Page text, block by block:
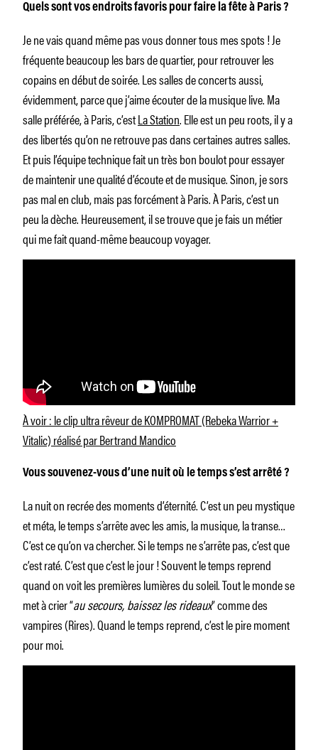
Quels sont vos endroits favoris pour faire la fête à Paris ?
Je ne vais quand même pas vous donner tous mes spots ! Je
fréquente beaucoup les bars de quartier, pour retrouver les
copains en début de soirée. Les salles de concerts aussi,
évidemment, parce que j’aime écouter de la musique live. Ma
salle préférée, à Paris, c’estLa Station. Elle est un peu roots, il y a
des libertés qu’on ne retrouve pas dans certaines autres salles.
Et puis l’équipe technique fait un très bon boulot pour essayer
de maintenir une qualité d’écoute et de musique. Sinon, je sors
pas mal en club, mais pas forcément à Paris. À Paris, c’est un
peu la dèche. Heureusement, il se trouve que je fais un métier
qui me fait quand-même beaucoup voyager.
À voir : le clip ultra rêveur de KOMPROMAT (Rebeka Warrior +
Vitalic) réalisé par Bertrand Mandico
Vous souvenez-vous d’une nuit où le temps s’est arrêté ?
La nuit on recrée des moments d’éternité. C’est un peu mystique
et méta, le temps s’arrête avec les amis, la musique, la transe…
C’est ce qu’on va chercher. Si le temps ne s’arrête pas, c’est que
c’est raté. C’est que c’est le jour ! Souvent le temps reprend
quand on voit les premières lumières du soleil. Tout le monde se
met à crier “au secours, baissez les rideaux” comme des
vampires (Rires). Quand le temps reprend, c’est le pire moment
pour moi.